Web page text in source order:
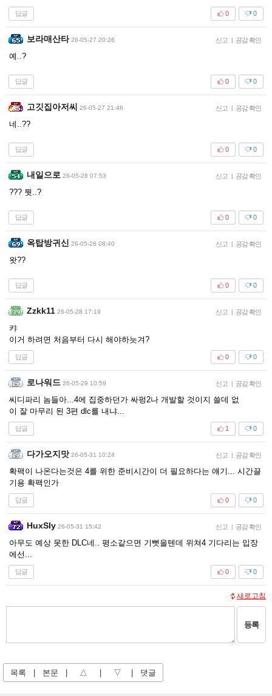
답글 0
0
보라매산타 26-05-27 20:26 신고 | 공감 확인
예..?
답글 0
0
고깃집아저씨 26-05-27 21:46 신고 | 공감 확인
네..??
답글 0
0
내일으로 26-05-28 07:53 신고 | 공감 확인
??? 뭣..?
답글 0
0
옥탑방귀신 26-05-28 08:40 신고 | 공감 확인
왓??
답글 0
0
Zzkk11 26-05-28 17:19 신고 | 공감 확인
캬
이거 하려면 처음부터 다시 해야하늣겨?
답글 0
0
로나워드 26-05-29 10:59 신고 | 공감 확인
씨디파리 놈들아...4에 집중하던가 싸펑2나 개발할 것이지 쓸데 없
이 잘 마무리 된 3편 dlc를 내냐...
답글 0
1
다가오지맛 26-05-31 10:24 신고 | 공감 확인
확팩이 나온다는것은 4를 위한 준비시간이 더 필요하다는 얘기... 시간끌
기용 확팩인가
답글 0
0
HuxSly 26-05-31 15:42 신고 | 공감 확인
아무도 예상 못한 DLC네.. 평소같으면 기뻣을텐데 위쳐4 기다리는 입장
에선...
답글 0
0
새로고침
등록
목록 본문 △ ▽ 댓글